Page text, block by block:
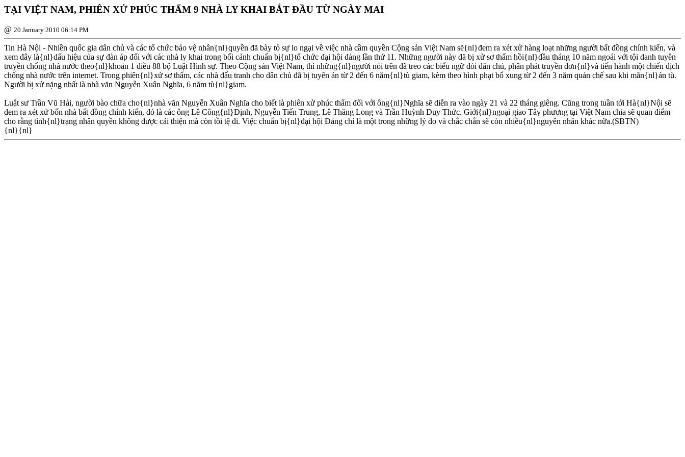
TẠI VIỆT NAM, PHIÊN XỬ PHÚC THẨM 9 NHÀ LY KHAI BẮT ÐẦU TỪ NGÀY MAI
@ 20 January 2010 06:14 PM
Tin Hà Nội - Nhiền quốc gia dân chủ và các tổ chức bảo vệ nhân{nl}quyền đã bày tỏ sự lo ngại về việc nhà cầm quyền Cộng sản Việt Nam sẽ{nl}đem ra xét xử hàng loạt những người bất đồng chính kiến, và
xem đây là{nl}dấu hiệu của sự đàn áp đối với các nhà ly khai trong bối cảnh chuẩn bị{nl}tổ chức đại hội đảng lần thứ 11. Những người này đã bị xử sơ thẩm hồi{nl}đầu tháng 10 năm ngoái với tội danh tuyên
truyền chống nhà nước theo{nl}khoản 1 điều 88 bộ Luật Hình sự. Theo Cộng sản Việt Nam, thì những{nl}người nói trên đã treo các biểu ngữ đòi dân chủ, phân phát truyền đơn{nl}và tiến hành một chiến dịch
chống nhà nước trên internet. Trong phiên{nl}xử sơ thẩm, các nhà đấu tranh cho dân chủ đã bị tuyên án từ 2 đến 6 năm{nl}tù giam, kèm theo hình phạt bổ xung từ 2 đến 3 năm quản chế sau khi mãn{nl}án tù.
Người bị xử nặng nhất là nhà văn Nguyễn Xuân Nghĩa, 6 năm tù{nl}giam.
Luật sư Trần Vũ Hải, người bào chữa cho{nl}nhà văn Nguyễn Xuân Nghĩa cho biết là phiên xử phúc thẩm đối với ông{nl}Nghĩa sẽ diễn ra vào ngày 21 và 22 tháng giêng. Cũng trong tuần tới Hà{nl}Nội sẽ
đem ra xét xử bốn nhà bất đồng chính kiến, đó là các ông Lê Công{nl}Ðịnh, Nguyễn Tiến Trung, Lê Thăng Long và Trần Huỳnh Duy Thức. Giới{nl}ngoại giao Tây phương tại Việt Nam chia sẽ quan điểm
cho rằng tình{nl}trạng nhân quyền không được cải thiện mà còn tồi tệ đi. Việc chuẩn bị{nl}đại hội Ðảng chỉ là một trong những lý do và chắc chắn sẽ còn nhiều{nl}nguyên nhân khác nữa.(SBTN)
{nl}{nl}